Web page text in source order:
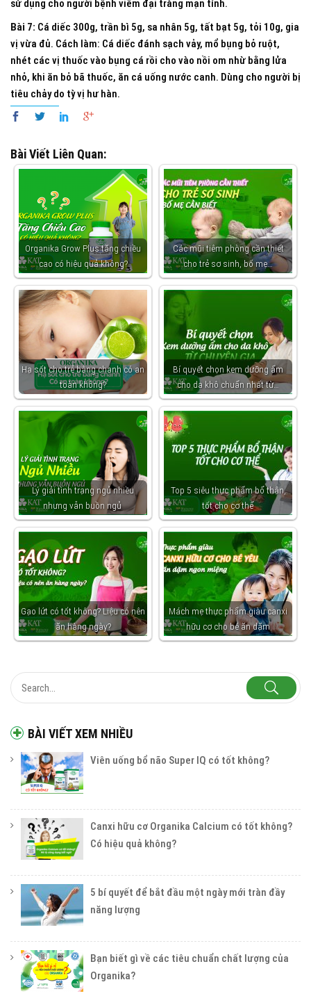
BÀI VIẾT XEM NHIỀU
Viên uống bổ não Super IQ có tốt không?
Canxi hữu cơ Organika Calcium có tốt không?
Có hiệu quả không?
5 bí quyết để bắt đầu một ngày mới tràn đầy
năng lượng
Bạn biết gì về các tiêu chuẩn chất lượng của
Organika?
sử dụng cho người bệnh viêm đại tràng mạn tính.
Bài 7: Cá diếc 300g, trần bì 5g, sa nhân 5g, tất bạt 5g, tỏi 10g, gia
vị vừa đủ. Cách làm: Cá diếc đánh sạch vảy, mổ bụng bỏ ruột,
nhét các vị thuốc vào bụng cá rồi cho vào nồi om nhừ bằng lửa
nhỏ, khi ăn bỏ bã thuốc, ăn cá uống nước canh. Dùng cho người bị
tiêu chảy do tỳ vị hư hàn.
Bài Viết Liên Quan:
Organika Grow Plus tăng chiều
cao có hiệu quả không?
Các mũi tiêm phòng cần thiết
cho trẻ sơ sinh, bố mẹ…
Hạ sốt cho trẻ bằng chanh có an
toàn không?
Bí quyết chọn kem dưỡng ẩm
cho da khô chuẩn nhất từ…
Lý giải tình trạng ngủ nhiều
nhưng vẫn buồn ngủ
Top 5 siêu thực phẩm bổ thận,
tốt cho cơ thể
Gạo lứt có tốt không? Liệu có nên
ăn hàng ngày?
Mách mẹ thực phẩm giàu canxi
hữu cơ cho bé ăn dặm